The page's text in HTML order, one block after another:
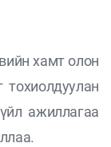
хамт олон
ажиллагаа